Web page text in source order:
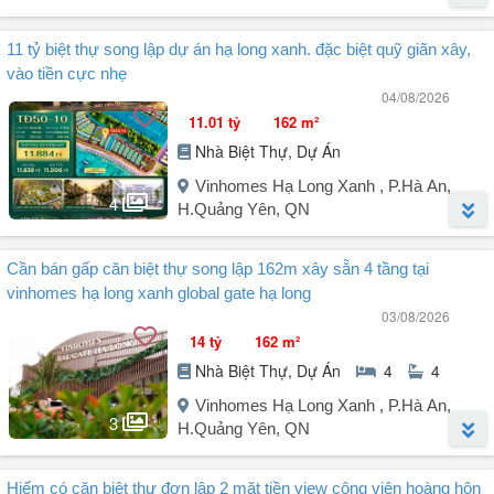
2 Diện tích đất: 50m² (mặt tiền 5m vuông ...
Người đăng: Thành Đạt Lê
(11 tin đăng)
Sở hữu căn hộ sổ đỏ lâu dài tại Vinhomes Global Gate - Vinhomes
The Sunrise Bay tâm điểm kết nối, đón đầu tương lai
THE SUNRISE BAY
Tọa độ vàng "Giao lộ thịnh vượng": Nằm sát Quốc lộ 18 & Đại lộ
APOLO rộng 60m Cửa ngõ chiến lược dẫn thẳng vào siêu đô thị Hạ
Đón đầu hạ tầng bứt phá: Kề cận ngay ga Depot của tuyến đường
sắt tốc độ cao Hà Nội Quảng Ninh.
11 tỷ biệt thự song lập dự án hạ long xanh. đặc biệt quỹ giãn xây,
vào tiền cực nhẹ
04/08/2026
4
11.01 tỷ 162 m²
Nhà Biệt Thự, Dự Án
Vinhomes Hạ Long Xanh , P.Hà An,
H.Quảng Yên, QN
Người đăng: Duy Hưng (17 tin đăng)
Biệt thự Song Lập Vinhomes Global Gate Hạ Long Chỉ từ 11 tỷ!
Một mức giá cực kỳ hấp dẫn để sở hữu biệt thự trong đại đô thị
Vinhomes.
Song lập phân khu Thiên Đường Nhiệt Đới
Diện tích: 162m
Hàng giãn xây linh hoạt tài chính, tối ưu dòng tiền.
Giá trả thẳng chỉ từ 11 tỷ (CHƯA áp dụng voucher).
Cần bán gấp căn biệt thự song lập 162m xây sẵn 4 tầng tại
vinhomes hạ long xanh global gate hạ long
03/08/2026
3
14 tỷ 162 m²
Nhà Biệt Thự, Dự Án 4 4
Vinhomes Hạ Long Xanh , P.Hà An,
H.Quảng Yên, QN
Người đăng: 0949240558 (3 tin đăng)
Hiếm có căn biệt thự đơn lập 2 mặt tiền view công viên hoàng hôn